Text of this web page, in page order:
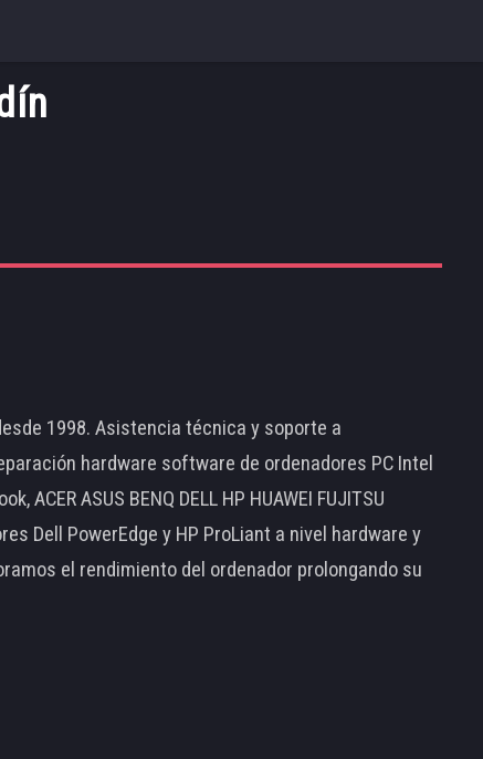
1998. Asistencia técnica y soporte a
hardware software de ordenadores PC Intel
ASUS BENQ DELL HP HUAWEI FUJITSU
Dell PowerEdge y HP ProLiant a nivel hardware y
el rendimiento del ordenador prolongando su